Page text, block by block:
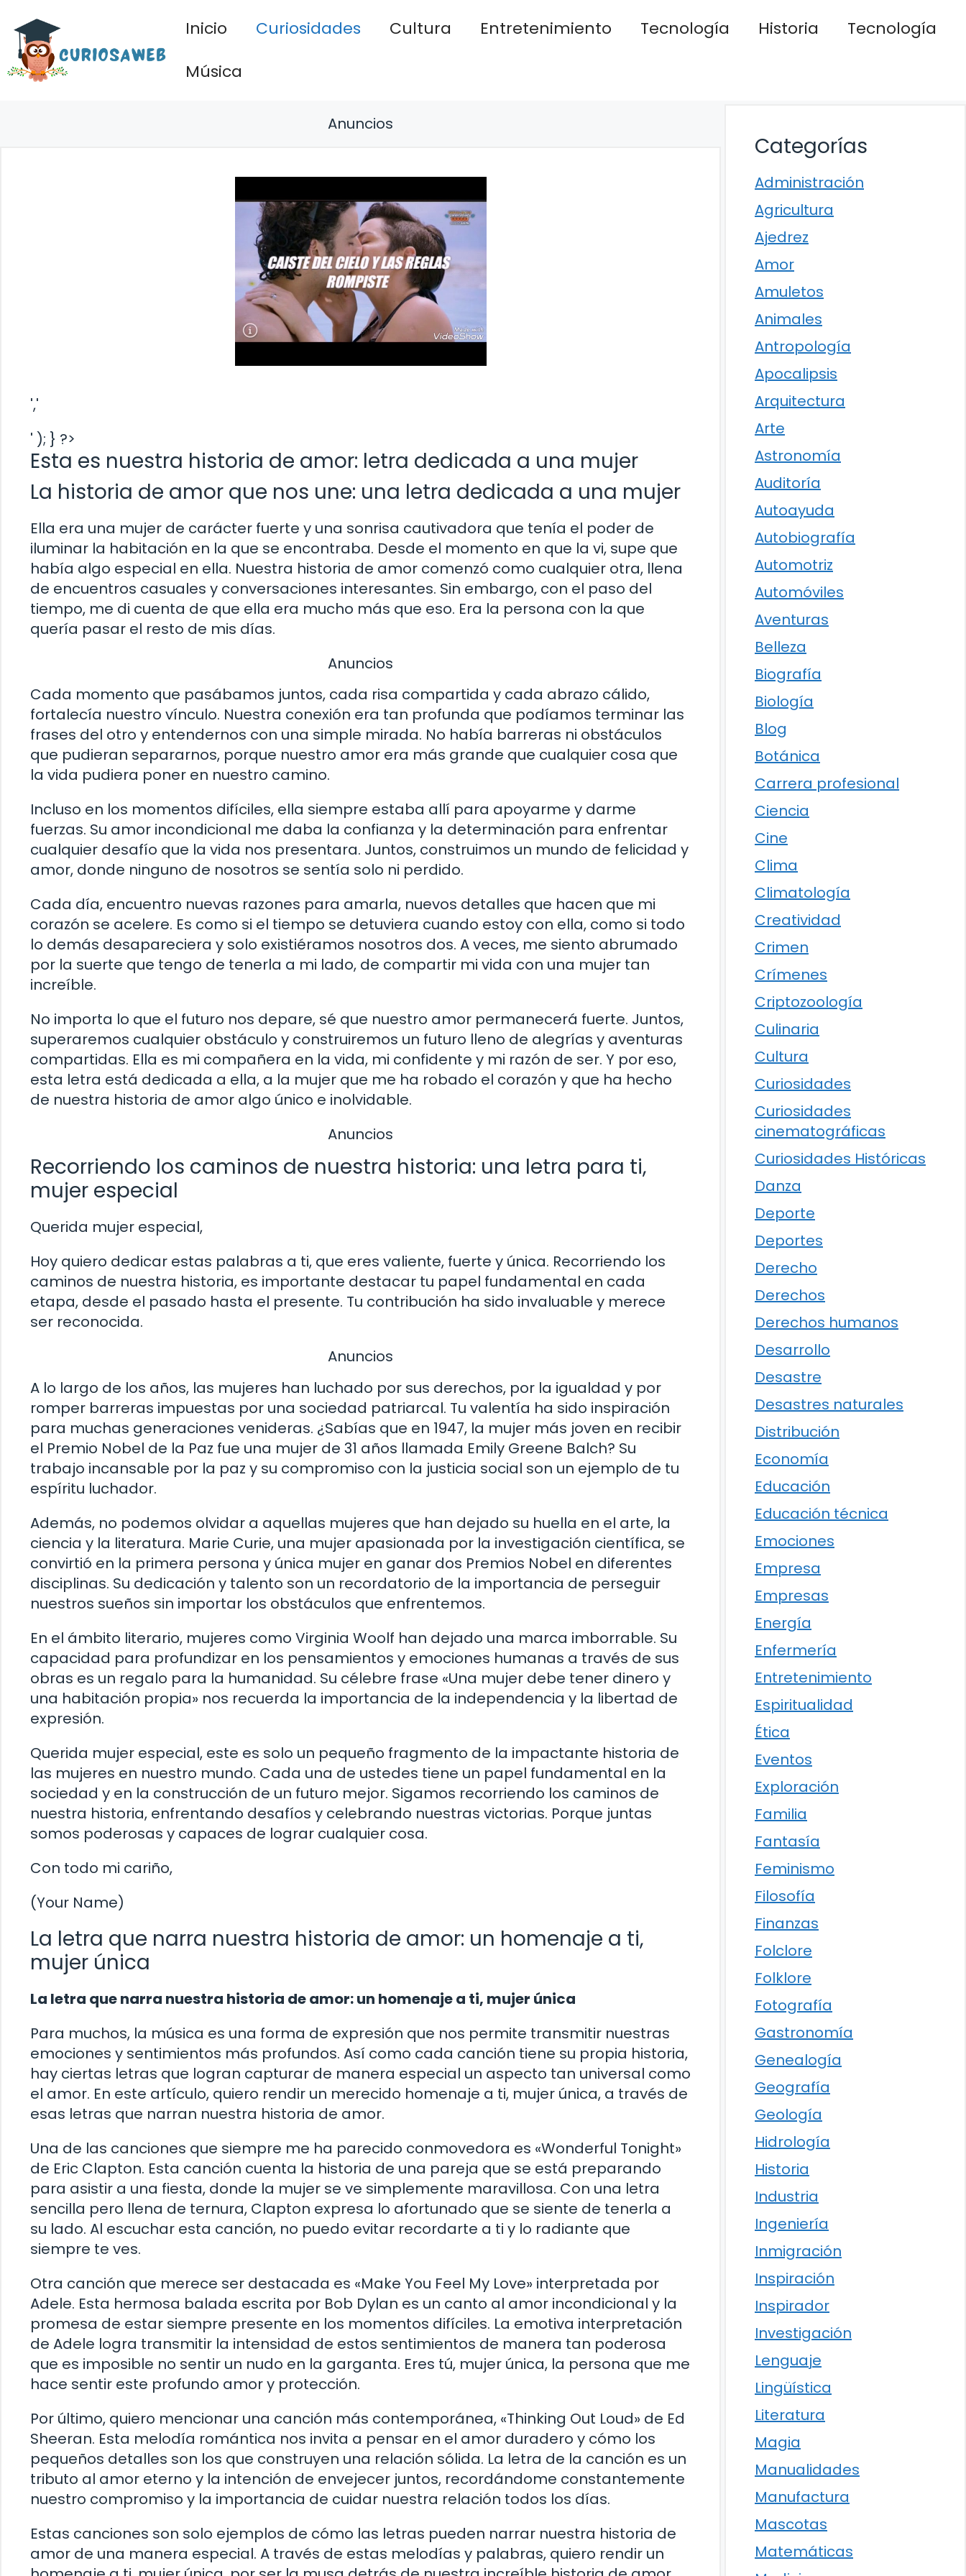
contenido
Inicio Curiosidades Cultura Entretenimiento Tecnología Historia
Tecnología
Música
Anuncios
','
' ); } ?>
Esta es nuestra historia de amor: letra dedicada a una mujer
La historia de amor que nos une: una letra dedicada a una mujer
Ella era una mujer de carácter fuerte y una sonrisa cautivadora que tenía el poder de
iluminar la habitación en la que se encontraba. Desde el momento en que la vi, supe que
había algo especial en ella. Nuestra historia de amor comenzó como cualquier otra, llena
de encuentros casuales y conversaciones interesantes. Sin embargo, con el paso del
tiempo, me di cuenta de que ella era mucho más que eso. Era la persona con la que
quería pasar el resto de mis días.
Anuncios
Cada momento que pasábamos juntos, cada risa compartida y cada abrazo cálido,
fortalecía nuestro vínculo. Nuestra conexión era tan profunda que podíamos terminar las
frases del otro y entendernos con una simple mirada. No había barreras ni obstáculos
que pudieran separarnos, porque nuestro amor era más grande que cualquier cosa que
la vida pudiera poner en nuestro camino.
Incluso en los momentos difíciles, ella siempre estaba allí para apoyarme y darme
fuerzas. Su amor incondicional me daba la confianza y la determinación para enfrentar
cualquier desafío que la vida nos presentara. Juntos, construimos un mundo de felicidad y
amor, donde ninguno de nosotros se sentía solo ni perdido.
Cada día, encuentro nuevas razones para amarla, nuevos detalles que hacen que mi
corazón se acelere. Es como si el tiempo se detuviera cuando estoy con ella, como si todo
lo demás desapareciera y solo existiéramos nosotros dos. A veces, me siento abrumado
por la suerte que tengo de tenerla a mi lado, de compartir mi vida con una mujer tan
increíble.
No importa lo que el futuro nos depare, sé que nuestro amor permanecerá fuerte. Juntos,
superaremos cualquier obstáculo y construiremos un futuro lleno de alegrías y aventuras
compartidas. Ella es mi compañera en la vida, mi confidente y mi razón de ser. Y por eso,
esta letra está dedicada a ella, a la mujer que me ha robado el corazón y que ha hecho
de nuestra historia de amor algo único e inolvidable.
Anuncios
Recorriendo los caminos de nuestra historia: una letra para ti,
mujer especial
Querida mujer especial,
Hoy quiero dedicar estas palabras a ti, que eres valiente, fuerte y única. Recorriendo los
caminos de nuestra historia, es importante destacar tu papel fundamental en cada
etapa, desde el pasado hasta el presente. Tu contribución ha sido invaluable y merece
ser reconocida.
Anuncios
A lo largo de los años, las mujeres han luchado por sus derechos, por la igualdad y por
romper barreras impuestas por una sociedad patriarcal. Tu valentía ha sido inspiración
para muchas generaciones venideras. ¿Sabías que en 1947, la mujer más joven en recibir
el Premio Nobel de la Paz fue una mujer de 31 años llamada Emily Greene Balch? Su
trabajo incansable por la paz y su compromiso con la justicia social son un ejemplo de tu
espíritu luchador.
Además, no podemos olvidar a aquellas mujeres que han dejado su huella en el arte, la
ciencia y la literatura. Marie Curie, una mujer apasionada por la investigación científica, se
convirtió en la primera persona y única mujer en ganar dos Premios Nobel en diferentes
disciplinas. Su dedicación y talento son un recordatorio de la importancia de perseguir
nuestros sueños sin importar los obstáculos que enfrentemos.
En el ámbito literario, mujeres como Virginia Woolf han dejado una marca imborrable. Su
capacidad para profundizar en los pensamientos y emociones humanas a través de sus
obras es un regalo para la humanidad. Su célebre frase «Una mujer debe tener dinero y
una habitación propia» nos recuerda la importancia de la independencia y la libertad de
expresión.
Querida mujer especial, este es solo un pequeño fragmento de la impactante historia de
las mujeres en nuestro mundo. Cada una de ustedes tiene un papel fundamental en la
sociedad y en la construcción de un futuro mejor. Sigamos recorriendo los caminos de
nuestra historia, enfrentando desafíos y celebrando nuestras victorias. Porque juntas
somos poderosas y capaces de lograr cualquier cosa.
Con todo mi cariño,
(Your Name)
La letra que narra nuestra historia de amor: un homenaje a ti,
mujer única
La letra que narra nuestra historia de amor: un homenaje a ti, mujer única
Para muchos, la música es una forma de expresión que nos permite transmitir nuestras
emociones y sentimientos más profundos. Así como cada canción tiene su propia historia,
hay ciertas letras que logran capturar de manera especial un aspecto tan universal como
el amor. En este artículo, quiero rendir un merecido homenaje a ti, mujer única, a través de
esas letras que narran nuestra historia de amor.
Una de las canciones que siempre me ha parecido conmovedora es «Wonderful Tonight»
de Eric Clapton. Esta canción cuenta la historia de una pareja que se está preparando
para asistir a una fiesta, donde la mujer se ve simplemente maravillosa. Con una letra
sencilla pero llena de ternura, Clapton expresa lo afortunado que se siente de tenerla a
su lado. Al escuchar esta canción, no puedo evitar recordarte a ti y lo radiante que
siempre te ves.
Otra canción que merece ser destacada es «Make You Feel My Love» interpretada por
Adele. Esta hermosa balada escrita por Bob Dylan es un canto al amor incondicional y la
promesa de estar siempre presente en los momentos difíciles. La emotiva interpretación
de Adele logra transmitir la intensidad de estos sentimientos de manera tan poderosa
que es imposible no sentir un nudo en la garganta. Eres tú, mujer única, la persona que me
hace sentir este profundo amor y protección.
Por último, quiero mencionar una canción más contemporánea, «Thinking Out Loud» de Ed
Sheeran. Esta melodía romántica nos invita a pensar en el amor duradero y cómo los
pequeños detalles son los que construyen una relación sólida. La letra de la canción es un
tributo al amor eterno y la intención de envejecer juntos, recordándome constantemente
nuestro compromiso y la importancia de cuidar nuestra relación todos los días.
Estas canciones son solo ejemplos de cómo las letras pueden narrar nuestra historia de
amor de una manera especial. A través de estas melodías y palabras, quiero rendir un
Categorías
Administración
Agricultura
Ajedrez
Amor
Amuletos
Animales
Antropología
Apocalipsis
Arquitectura
Arte
Astronomía
Auditoría
Autoayuda
Autobiografía
Automotriz
Automóviles
Aventuras
Belleza
Biografía
Biología
Blog
Botánica
Carrera profesional
Ciencia
Cine
Clima
Climatología
Creatividad
Crimen
Crímenes
Criptozoología
Culinaria
Cultura
Curiosidades
Curiosidades
cinematográficas
Curiosidades Históricas
Danza
Deporte
Deportes
Derecho
Derechos
Derechos humanos
Desarrollo
Desastre
Desastres naturales
Distribución
Economía
Educación
Educación técnica
Emociones
Empresa
Empresas
Energía
Enfermería
Entretenimiento
Espiritualidad
Ética
Eventos
Exploración
Familia
Fantasía
Feminismo
Filosofía
Finanzas
Folclore
Folklore
Fotografía
Gastronomía
Genealogía
Geografía
Geología
Hidrología
Historia
Industria
Ingeniería
Inmigración
Inspiración
Inspirador
Investigación
Lenguaje
Lingüística
Literatura
Magia
Manualidades
Manufactura
Mascotas
Matemáticas